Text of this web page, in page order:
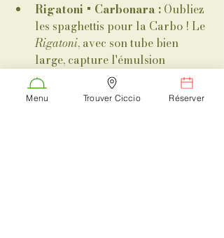
Rigatoni + Carbonara : Oubliez
les spaghettis pour la Carbo ! Le
Rigatoni, avec son tube bien
large, capture l'émulsion
crémeuse d'œuf et le croustillant
du
Guanciale. C'est une
Menu Trouver Ciccio Réserver